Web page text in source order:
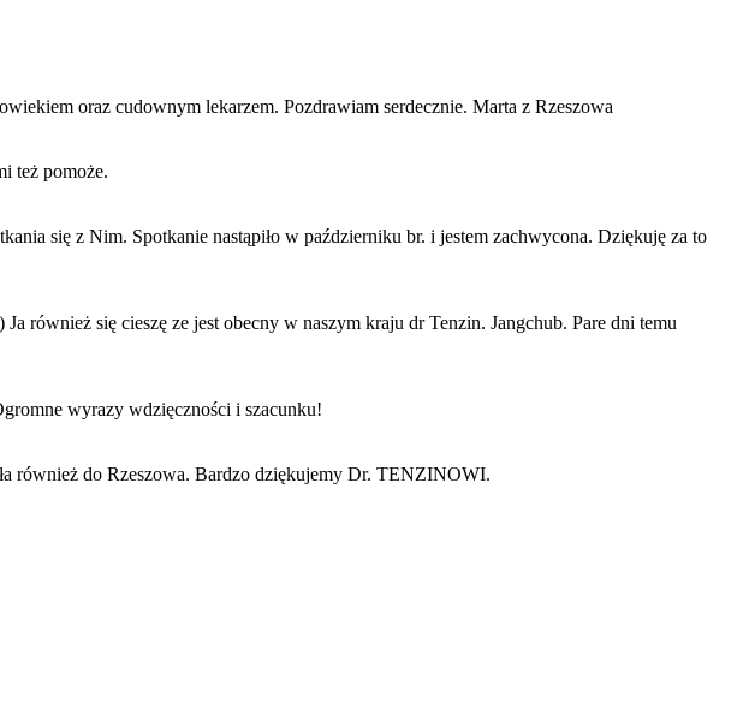
oraz cudownym lekarzem. Pozdrawiam serdecznie. Marta z Rzeszowa
też pomoże.
się z Nim. Spotkanie nastąpiło w październiku br. i jestem zachwycona. Dziękuję za to
również się cieszę ze jest obecny w naszym kraju dr Tenzin. Jangchub. Pare dni temu
wyrazy wdzięczności i szacunku!
również do Rzeszowa. Bardzo dziękujemy Dr. TENZINOWI.